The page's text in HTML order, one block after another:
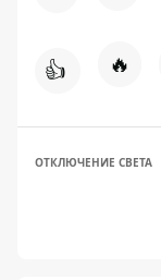
👍 🔥
ОТКЛЮЧЕНИЕ СВЕТА